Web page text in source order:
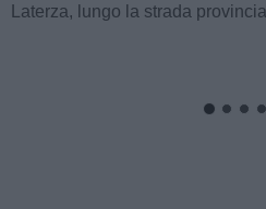
Laterza, lungo la strada